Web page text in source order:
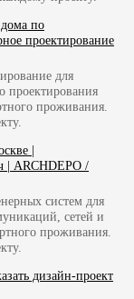
дома по
проектирование
для
проектирования
проживания.
|
| ARCHDEPO /
систем для
сетей и
проживания.
дизайн-проект